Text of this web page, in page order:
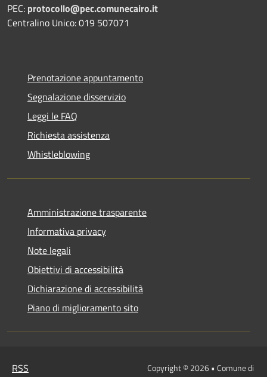
PEC: protocollo@pec.comunecairo.it
Centralino Unico: 019 507071
Prenotazione appuntamento
Segnalazione disservizio
Leggi le FAQ
Richiesta assistenza
Whistleblowing
Amministrazione trasparente
Informativa privacy
Note legali
Obiettivi di accessibilità
Dichiarazione di accessibilità
Piano di miglioramento sito
RSS
Copyright © 2026 • Comune di